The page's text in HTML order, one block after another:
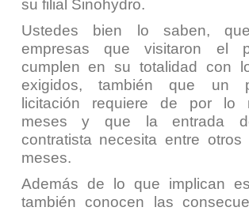
su filial Sinohydro.
Ustedes bien lo saben,
empresas que visitaron el
cumplen en su totalidad con
exigidos, también que un
licitación requiere de por lo
meses y que la entrada
contratista necesita entre
meses.
Además de lo que implican
también conocen las